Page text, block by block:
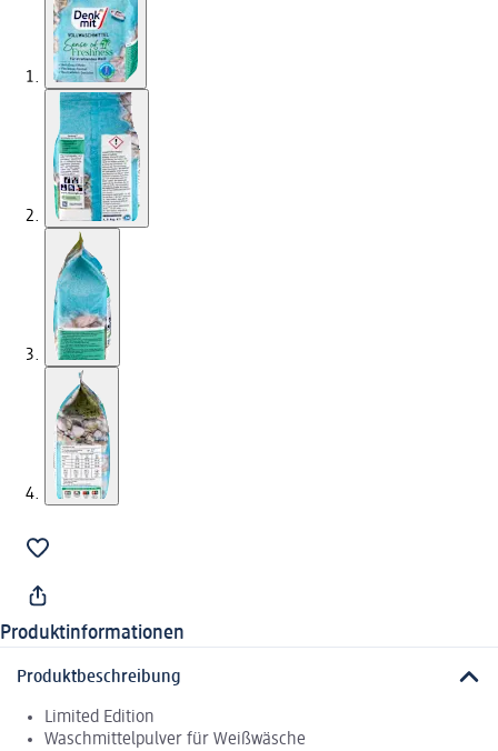
Produktinformationen
Produktbeschreibung
Limited Edition
Waschmittelpulver für Weißwäsche